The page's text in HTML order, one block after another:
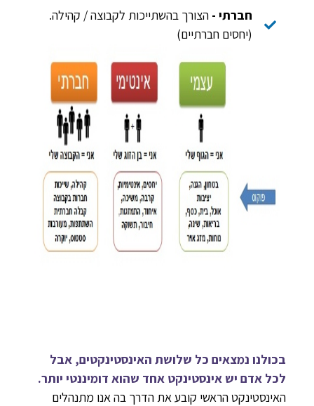
חברתי - הצורך בהשתייכות לקבוצה / קהילה.
(יחסים חברתיים)
בכולנו נמצאים כל שלושת האינסטינקטים, אבל
לכל אדם יש אינסטינקט אחד שהוא דומיננטי יותר.
האינסטינקט הראשי קובע את הדרך בה אנו מתנהלים